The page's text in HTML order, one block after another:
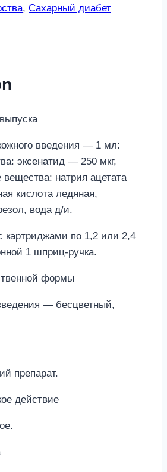
, Сахарный диабет
введения — 1 мл:
эксенатид — 250 мкг,
вещества: натрия ацетата
кислота ледяная,
вода д/и.
картриджами по 1,2 или 2,4
1 шприц-ручка.
формы
— бесцветный,
препарат.
действие